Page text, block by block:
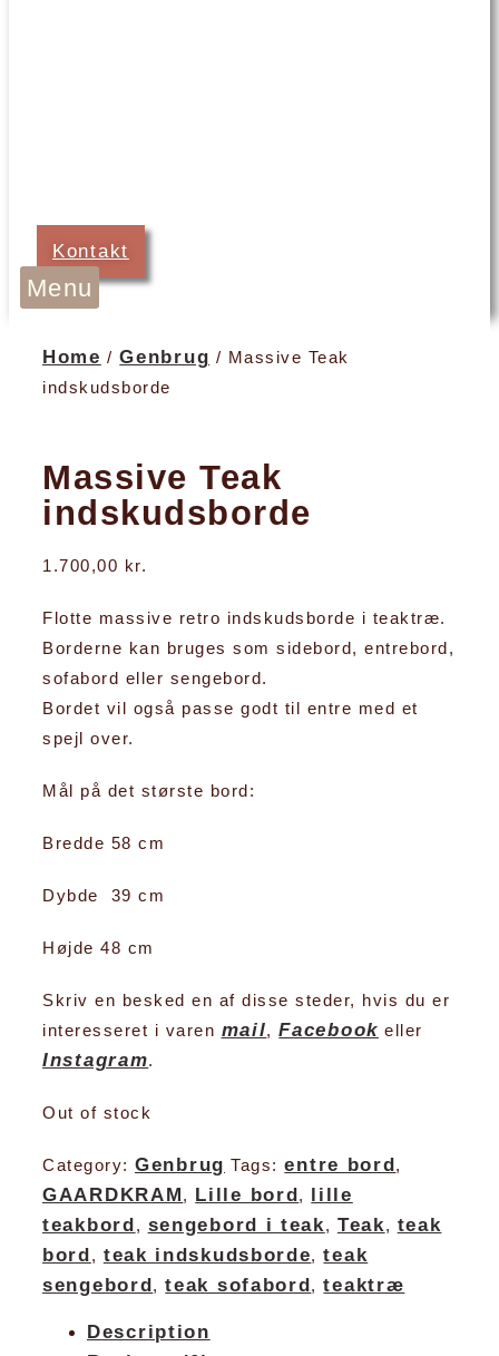
Kontakt
Menu
Home /Genbrug / Massive Teak
indskudsborde
Massive Teak
indskudsborde
1.700,00 kr.
Flotte massive retro indskudsborde i teaktræ.
Borderne kan bruges som sidebord, entrebord,
sofabord eller sengebord.
Bordet vil også passe godt til entre med et
spejl over.
Mål på det største bord:
Bredde 58 cm
Dybde 39 cm
Højde 48 cm
Skriv en besked en af disse steder, hvis du er
interesseret i varen mail,Facebook eller
Instagram.
Out of stock
Category: Genbrug Tags:entre bord,
GAARDKRAM, Lille bord, lille
teakbord, sengebord i teak, Teak, teak
bord, teak indskudsborde,teak
sengebord,teak sofabord,teaktræ
Description